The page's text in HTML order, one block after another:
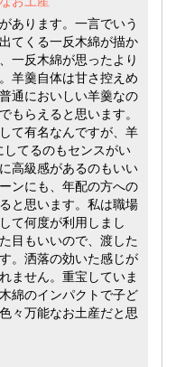
あります。一言でいう
てくる一反木綿が描か
一反木綿が思ったより
羊羹自体は甘さ控えめ
通においしい羊羹なの
もらえると思います。
て有名なんですが、羊
してるのもセンスがい
高級感があるのもいい
ンにも、年配の方への
と思います。私は職場
て何度が利用しまし
目もいいので、渡した
。洒落の効いた感じが
ません。重宝していま
綿のインパクトで子ど
々万能なお土産だと思